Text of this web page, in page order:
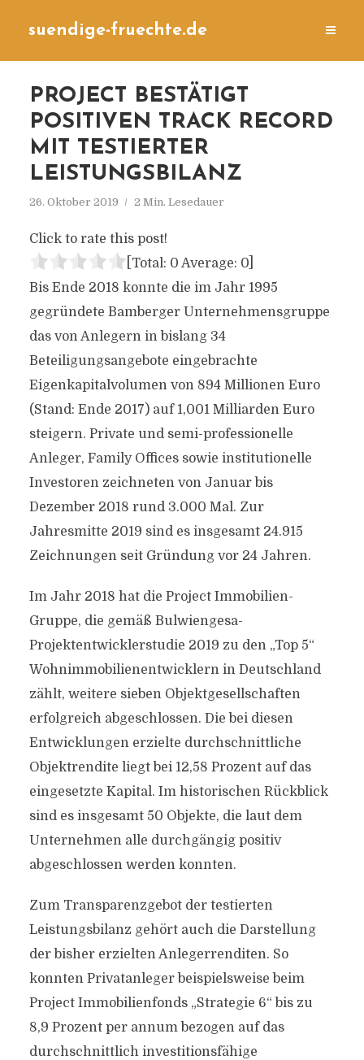
suendige-fruechte.de
PROJECT BESTÄTIGT
POSITIVEN TRACK RECORD
MIT TESTIERTER
LEISTUNGSBILANZ
26. Oktober 2019 2 Min. Lesedauer
Click to rate this post!
[Total: 0 Average: 0]
Bis Ende 2018 konnte die im Jahr 1995
gegründete Bamberger Unternehmensgruppe
das von Anlegern in bislang 34
Beteiligungsangebote eingebrachte
Eigenkapitalvolumen von 894 Millionen Euro
(Stand: Ende 2017) auf 1,001 Milliarden Euro
steigern. Private und semi-professionelle
Anleger, Family Offices sowie institutionelle
Investoren zeichneten von Januar bis
Dezember 2018 rund 3.000 Mal. Zur
Jahresmitte 2019 sind es insgesamt 24.915
Zeichnungen seit Gründung vor 24 Jahren.
Im Jahr 2018 hat die Project Immobilien-
Gruppe, die gemäß Bulwiengesa-
Projektentwicklerstudie 2019 zu den „Top 5“
Wohnimmobilienentwicklern in Deutschland
zählt, weitere sieben Objektgesellschaften
erfolgreich abgeschlossen. Die bei diesen
Entwicklungen erzielte durchschnittliche
Objektrendite liegt bei 12,58 Prozent auf das
eingesetzte Kapital. Im historischen Rückblick
sind es insgesamt 50 Objekte, die laut dem
Unternehmen alle durchgängig positiv
abgeschlossen werden konnten.
Zum Transparenzgebot der testierten
Leistungsbilanz gehört auch die Darstellung
der bisher erzielten Anlegerrenditen. So
konnten Privatanleger beispielsweise beim
Project Immobilienfonds „Strategie 6“ bis zu
8,9 Prozent per annum bezogen auf das
durchschnittlich investitionsfähige